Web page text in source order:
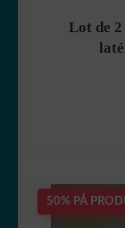
Lot de
50% PÅ